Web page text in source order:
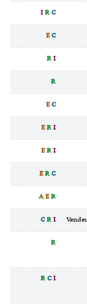
IRC
EC
RI
R
EC
ERI
ERI
ERC
AER
CRI
R
RCI